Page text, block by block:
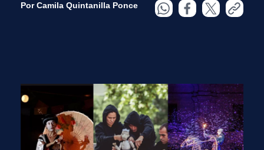
Por Camila Quintanilla Ponce